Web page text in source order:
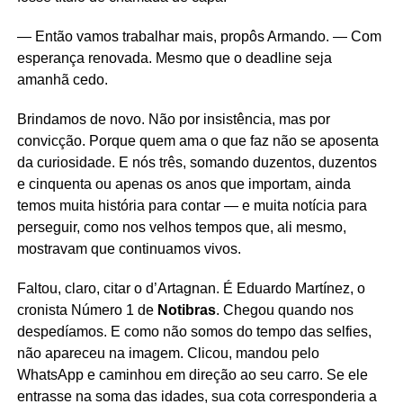
— Então vamos trabalhar mais, propôs Armando. — Com
esperança renovada. Mesmo que o deadline seja
amanhã cedo.
Brindamos de novo. Não por insistência, mas por
convicção. Porque quem ama o que faz não se aposenta
da curiosidade. E nós três, somando duzentos, duzentos
e cinquenta ou apenas os anos que importam, ainda
temos muita história para contar — e muita notícia para
perseguir, como nos velhos tempos que, ali mesmo,
mostravam que continuamos vivos.
Faltou, claro, citar o d’Artagnan. É Eduardo Martínez, o
cronista Número 1 de Notibras. Chegou quando nos
despedíamos. E como não somos do tempo das selfies,
não apareceu na imagem. Clicou, mandou pelo
WhatsApp e caminhou em direção ao seu carro. Se ele
entrasse na soma das idades, sua cota corresponderia a